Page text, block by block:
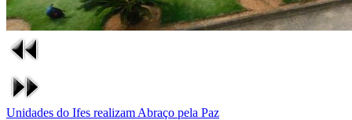
Unidades do Ifes realizam Abraço pela Paz